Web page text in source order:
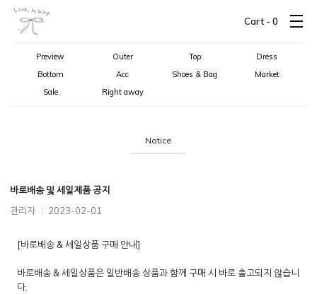
Cart - 0
Preview Outer Top
Dress
Bottom
Acc Shoes & Bag
Market
Sale
Right away
Notice
바로배송 및 세일제품 공지
관리자
2023-02-01
[바로배송 & 세일상품 구매 안내]
바로배송 & 세일상품은 일반배송 상품과 함께 구매 시 바로 출고되지 않습니
다.